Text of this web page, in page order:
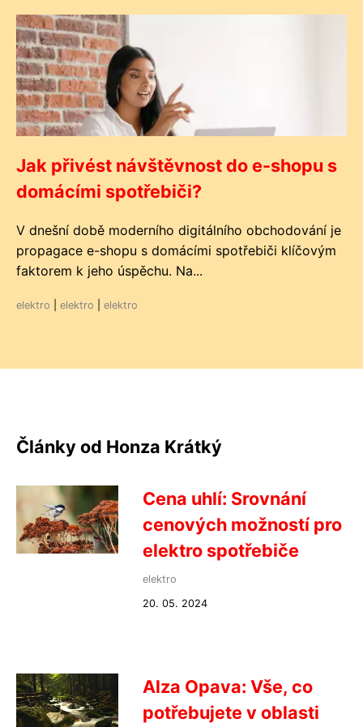
Jak přivést návštěvnost do e-shopu s
domácími spotřebiči?
V dnešní době moderního digitálního obchodování je
propagace e-shopu s domácími spotřebiči klíčovým
faktorem k jeho úspěchu. Na...
elektro elektro elektro
Články od Honza Krátký
Cena uhlí: Srovnání
cenových možností pro
elektro spotřebiče
elektro
20. 05. 2024
Alza Opava: Vše, co
potřebujete v oblasti